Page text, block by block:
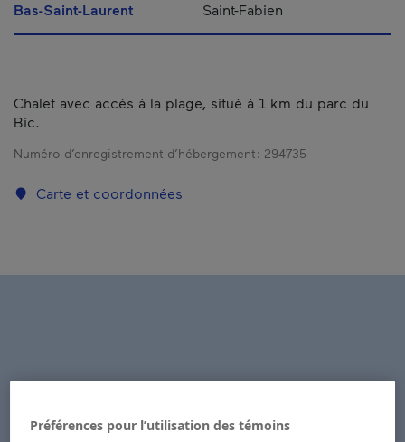
Bas-Saint-Laurent Saint-Fabien
Chalet avec accès à la plage, situé à 1 km du parc du
Bic.
Numéro d’enregistrement d’hébergement : 294735
Carte et coordonnées
Préférences pour l’utilisation des témoins